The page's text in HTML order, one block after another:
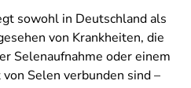
sowohl in Deutschland als
von Krankheiten, die
Selenaufnahme oder einem
Selen verbunden sind –